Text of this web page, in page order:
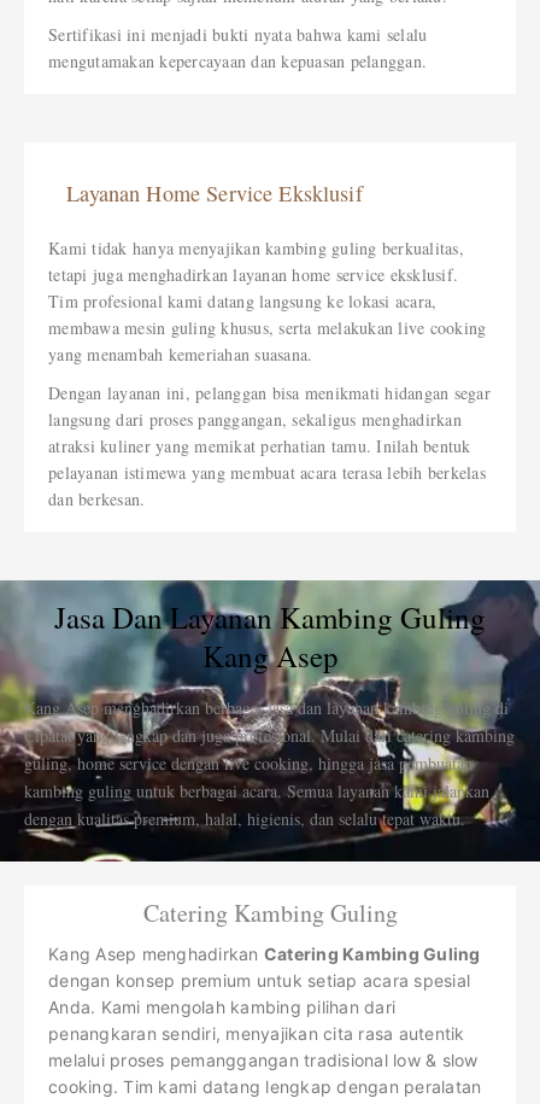
Sertifikasi ini menjadi bukti nyata bahwa kami selalu
mengutamakan kepercayaan dan kepuasan pelanggan.
Layanan Home Service Eksklusif
Kami tidak hanya menyajikan kambing guling berkualitas,
tetapi juga menghadirkan layanan home service eksklusif.
Tim profesional kami datang langsung ke lokasi acara,
membawa mesin guling khusus, serta melakukan live cooking
yang menambah kemeriahan suasana.
Dengan layanan ini, pelanggan bisa menikmati hidangan segar
langsung dari proses panggangan, sekaligus menghadirkan
atraksi kuliner yang memikat perhatian tamu. Inilah bentuk
pelayanan istimewa yang membuat acara terasa lebih berkelas
dan berkesan.
Jasa Dan Layanan Kambing Guling
Kang Asep
Kang Asep menghadirkan berbagai jasa dan layanan kambing guling di
Cipatat yang lengkap dan juga profesional. Mulai dari catering kambing
guling, home service dengan live cooking, hingga jasa pembuatan
kambing guling untuk berbagai acara. Semua layanan kami jalankan
dengan kualitas premium, halal, higienis, dan selalu tepat waktu.
Catering Kambing Guling
Kang Asep menghadirkan Catering Kambing Guling
dengan konsep premium untuk setiap acara spesial
Anda. Kami mengolah kambing pilihan dari
penangkaran sendiri, menyajikan cita rasa autentik
melalui proses pemanggangan tradisional low & slow
cooking. Tim kami datang lengkap dengan peralatan